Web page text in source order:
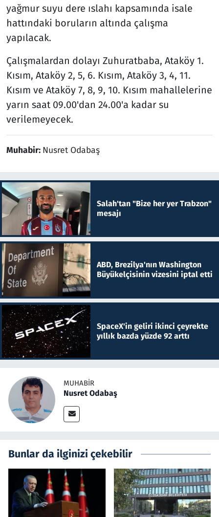
yağmur suyu dere ıslahı kapsamında isale
hattındaki boruların altında çalışma
yapılacak.
Çalışmalardan dolayı Zuhuratbaba, Ataköy 1.
Kısım, Ataköy 2, 5, 6. Kısım, Ataköy 3, 4, 11.
Kısım ve Ataköy 7, 8, 9, 10. Kısım mahallelerine
yarın saat 09.00'dan 24.00'a kadar su
verilemeyecek.
Muhabir: Nusret Odabaş
Salah'tan "Bize her yer Trabzon"
mesajı
ABD, Brezilya'nın Washington
Büyükelçisinin vizesini iptal etti
SpaceX'in geliri ikinci çeyrekte
yıllık bazda yüzde 92 arttı
MUHABIR
Nusret Odabaş
Bunlar da ilginizi çekebilir
Spor
Teknoloji ve Bilim
Televizyon